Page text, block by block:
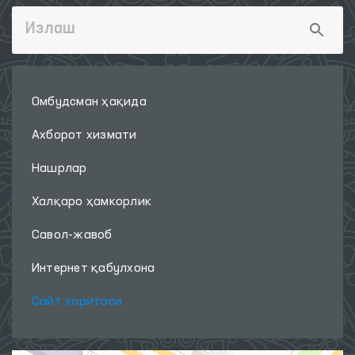
Омбудсман ҳақида
Ахборот хизмати
Нашрлар
Халқаро ҳамкорлик
Савол-жавоб
Интернет қабулхона
Сайт харитаси